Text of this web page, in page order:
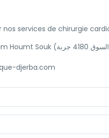
nos services de chirurgie
djerba.com